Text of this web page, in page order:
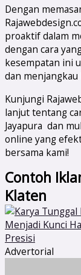
Dengan
proaktif dalam
dengan cara
kesempatan ini
dan
Kunjungi
lanjut tentang
Jayapura dan
online yang
bersama kami!
Contoh
Klaten
Advertorial